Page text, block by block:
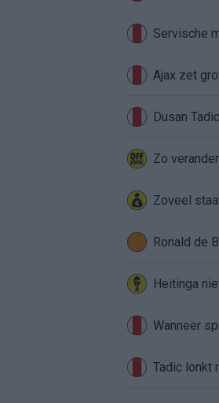
Servische
Ajax zet
Dusan
Zo
Zoveel
Ronald de
Heitinga
Wanneer
Tadic lonkt